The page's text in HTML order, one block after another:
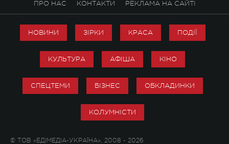
ПРО НАС КОНТАКТИ РЕКЛАМА НА САЙТІ
НОВИНИ ЗІРКИ КРАСА ПОДІЇ
КУЛЬТУРА АФІША КІНО
СПЕЦТЕМИ БІЗНЕС ОБКЛАДИНКИ
КОЛУМНІСТИ
© ТОВ «ЕДІМЕДІА-УКРАЇНА», 2008 - 2026